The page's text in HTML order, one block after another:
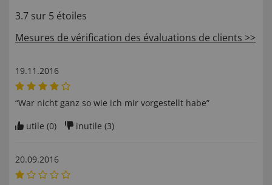
3.7 sur 5 étoiles
Mesures de vérification des évaluations de clients >>
19.11.2016
“War nicht ganz so wie ich mir vorgestellt habe”
utile (0) inutile (3)
20.09.2016